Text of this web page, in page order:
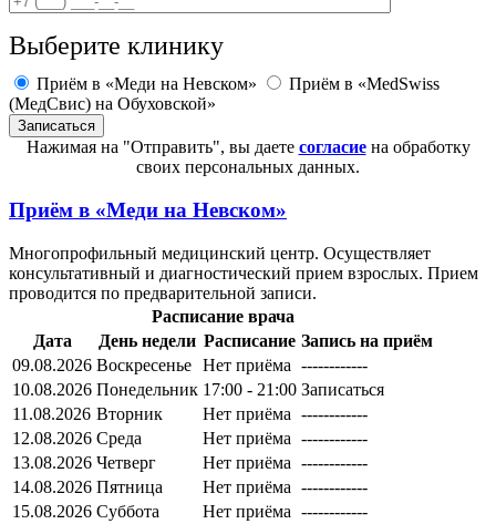
Выберите клинику
Приём в «Меди на Невском»
Приём в «MedSwiss
(МедСвис) на Обуховской»
Нажимая на "Отправить", вы даете согласиена обработку
своих персональных данных.
Приём в «Меди на Невском»
Многопрофильный медицинский центр. Осуществляет
консультативный и диагностический прием взрослых. Прием
проводится по предварительной записи.
Расписание врача
Дата
День недели Расписание Запись на приём
09.08.2026 Воскресенье Нет приёма ------------
10.08.2026 Понедельник 17:00 - 21:00 Записаться
11.08.2026 Вторник Нет приёма ------------
12.08.2026 Среда Нет приёма ------------
13.08.2026 Четверг Нет приёма ------------
14.08.2026 Пятница Нет приёма ------------
15.08.2026 Суббота Нет приёма ------------